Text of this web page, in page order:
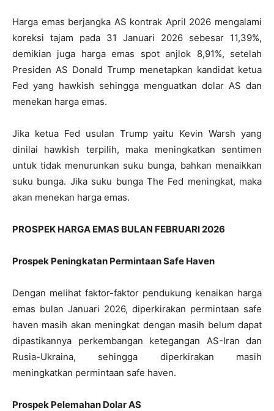
Harga emas berjangka AS kontrak April 2026 mengalami
koreksi tajam pada 31 Januari 2026 sebesar 11,39%,
demikian juga harga emas spot anjlok 8,91%, setelah
Presiden AS Donald Trump menetapkan kandidat ketua
Fed yang hawkish sehingga menguatkan dolar AS dan
menekan harga emas.
Jika ketua Fed usulan Trump yaitu Kevin Warsh yang
dinilai hawkish terpilih, maka meningkatkan sentimen
untuk tidak menurunkan suku bunga, bahkan menaikkan
suku bunga. Jika suku bunga The Fed meningkat, maka
akan menekan harga emas.
PROSPEK HARGA EMAS BULAN FEBRUARI 2026
Prospek Peningkatan Permintaan Safe Haven
Dengan melihat faktor-faktor pendukung kenaikan harga
emas bulan Januari 2026, diperkirakan permintaan safe
haven masih akan meningkat dengan masih belum dapat
dipastikannya perkembangan ketegangan AS-Iran dan
Rusia-Ukraina, sehingga diperkirakan masih
meningkatkan permintaan safe haven.
Prospek Pelemahan Dolar AS